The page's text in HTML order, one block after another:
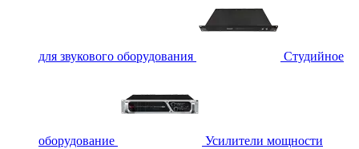
для звукового оборудования Студийное
оборудование Усилители мощности